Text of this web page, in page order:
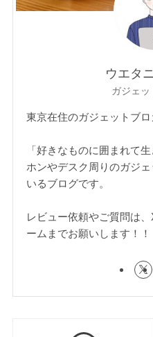
ウエタ
ガジェッ
東京在住のガジェットブロ
「好きなものに囲まれて
ホンやデスク周りのガジ
いるブログです。
レビュー依頼やご質問は
ームまでお願いします！！